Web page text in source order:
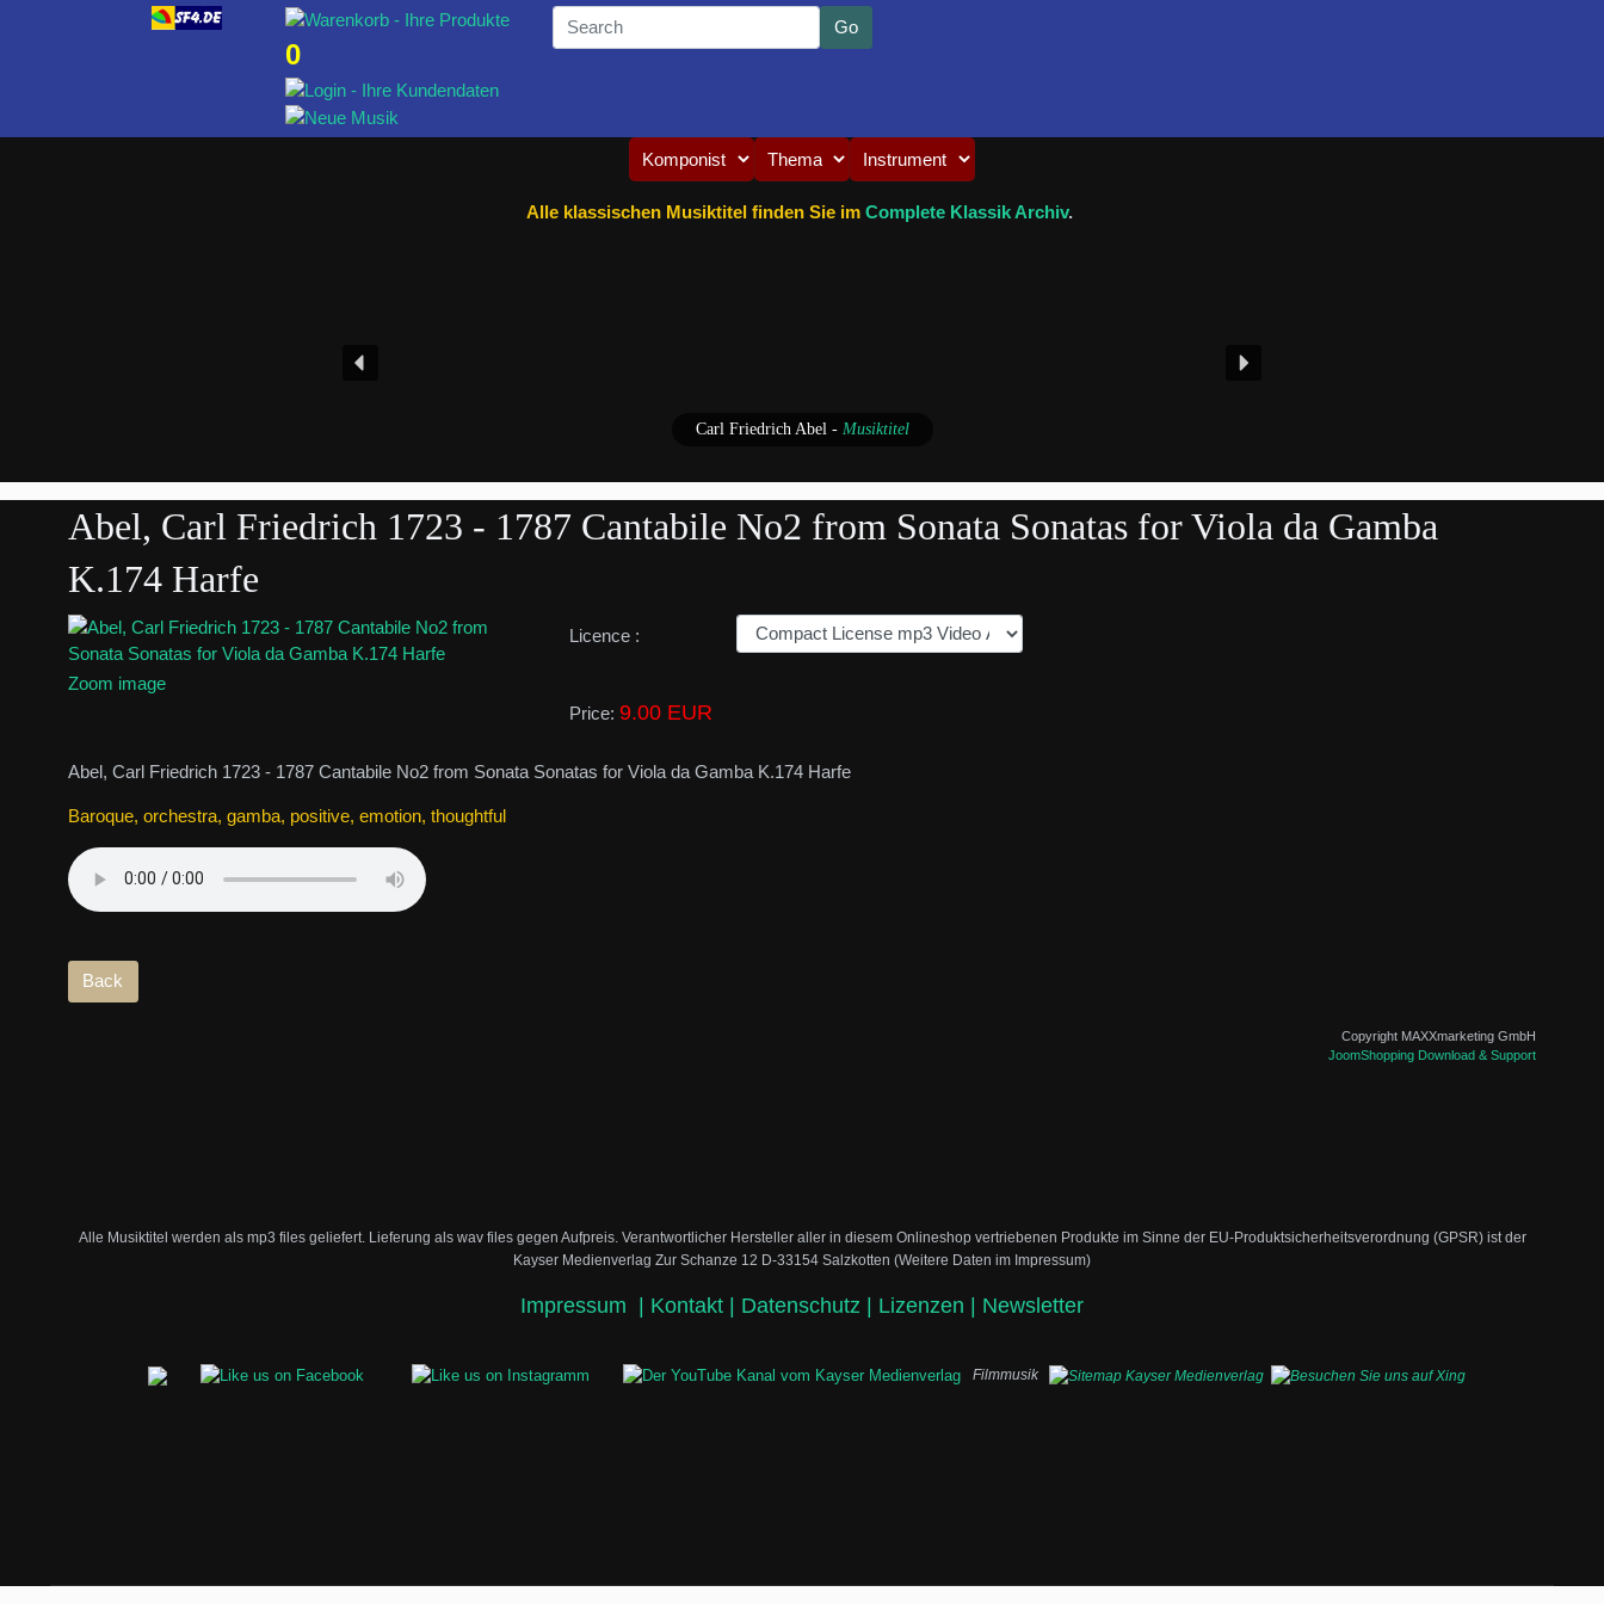
0
Alle klassischen Musiktitel finden Sie im Complete Klassik Archiv.
Carl Friedrich Abel- Musiktitel
Abel, Carl Friedrich 1723 - 1787 Cantabile No2 from Sonata Sonatas for Viola da Gamba
K.174 Harfe
Zoom image
Licence :
Price: 9.00 EUR
Abel, Carl Friedrich 1723 - 1787 Cantabile No2 from Sonata Sonatas for Viola da Gamba K.174 Harfe
Baroque, orchestra, gamba, positive, emotion, thoughtful
Copyright MAXXmarketing GmbH
JoomShopping Download & Support
Alle Musiktitel werden als mp3 files geliefert. Lieferung als wav files gegen Aufpreis. Verantwortlicher Hersteller aller in diesem Onlineshop vertriebenen Produkte im Sinne der EU-Produktsicherheitsverordnung (GPSR) ist der
Kayser Medienverlag Zur Schanze 12 D-33154 Salzkotten (Weitere Daten im Impressum)
Impressum Kontakt | Datenschutz | Lizenzen | Newsletter
Filmmusik